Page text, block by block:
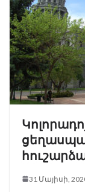
o
k
r
31 Մայիսի,